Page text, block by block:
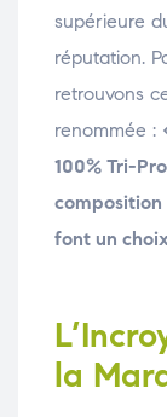
supérieure
réputation.
retrouvons
renommée :
100% Tri-
font un
la